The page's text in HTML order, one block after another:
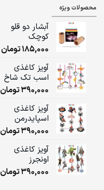
محصولات ویژه
آبشار دو قلو
کوچک
185,000تومان
آویز کاغذی
اسب تک شاخ
390,000تومان
آویز کاغذی
اسپایدرمن
390,000تومان
آویز کاغذی
اونجرز
390,000تومان